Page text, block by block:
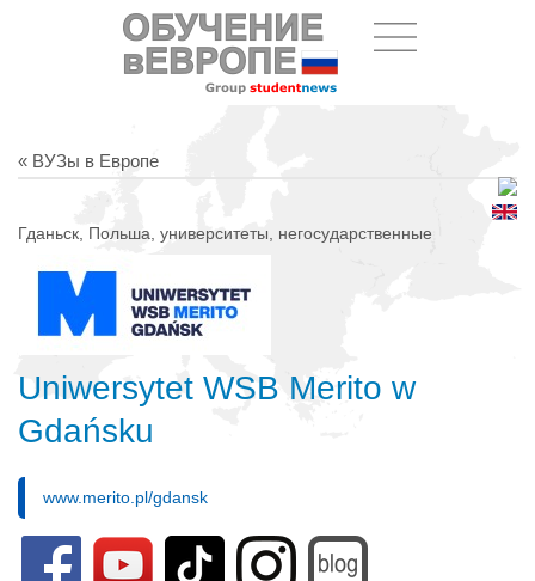
« ВУЗы в Европе
Гданьск, Польша, университеты, негосударственные
Uniwersytet WSB Merito w
Gdańsku
www.merito.pl/gdansk